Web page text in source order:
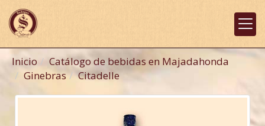
Inicio
Catálogo de bebidas en Majadahonda
Ginebras
Citadelle